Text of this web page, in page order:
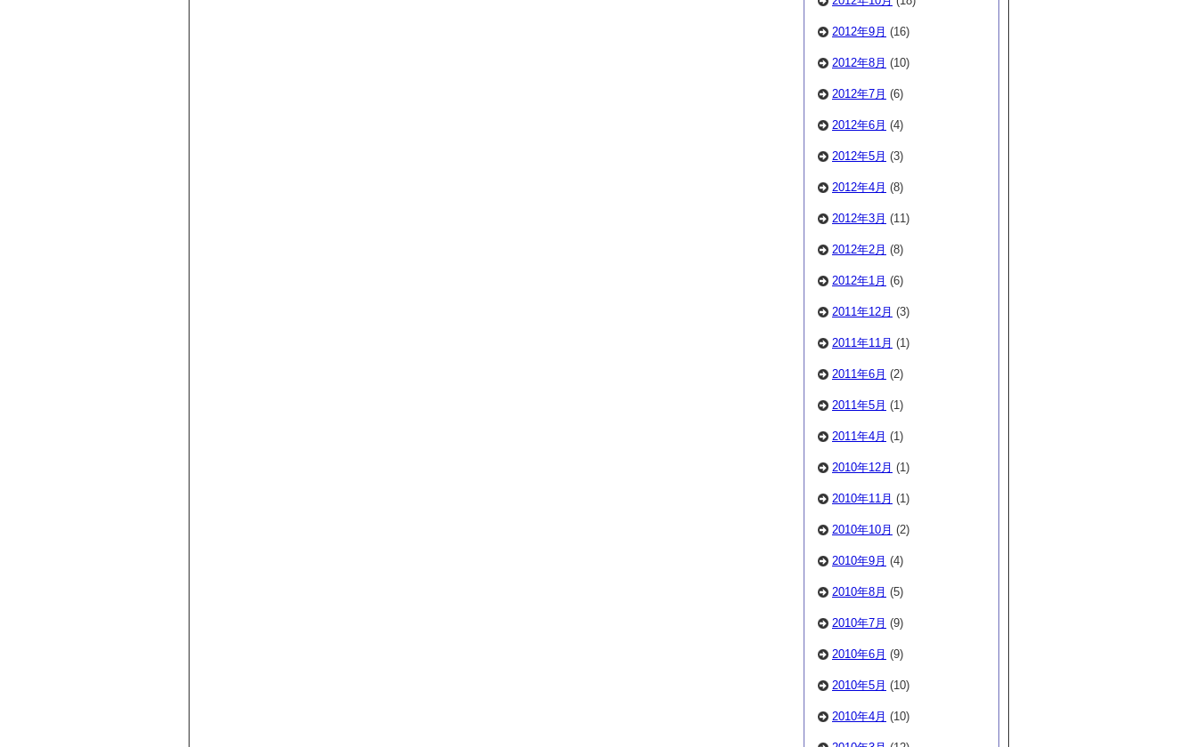
2012年9月 (16)
2012年8月 (10)
2012年7月 (6)
2012年6月 (4)
2012年5月 (3)
2012年4月 (8)
2012年3月 (11)
2012年2月 (8)
2012年1月 (6)
2011年12月 (3)
2011年11月 (1)
2011年6月 (2)
2011年5月 (1)
2011年4月 (1)
2010年12月 (1)
2010年11月 (1)
2010年10月 (2)
2010年9月 (4)
2010年8月 (5)
2010年7月 (9)
2010年6月 (9)
2010年5月 (10)
2010年4月 (10)